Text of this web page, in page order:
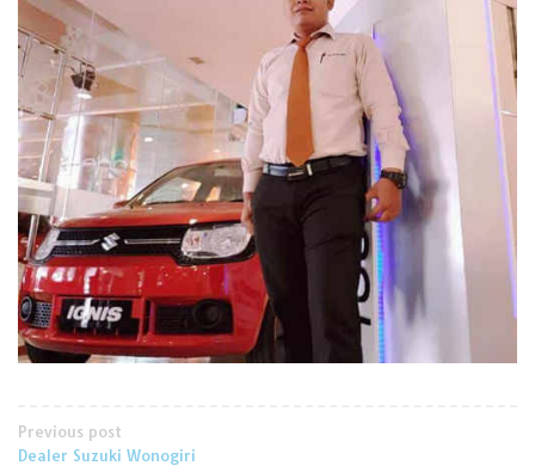
Post
Previous post
Dealer Suzuki Wonogiri